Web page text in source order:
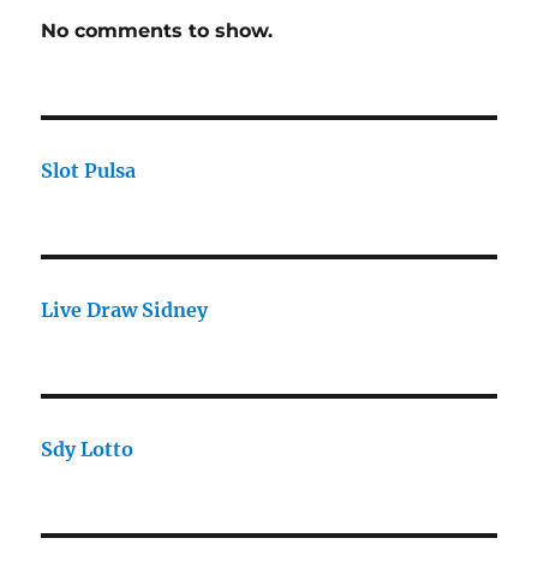
No comments to show.
Slot Pulsa
Live Draw Sidney
Sdy Lotto